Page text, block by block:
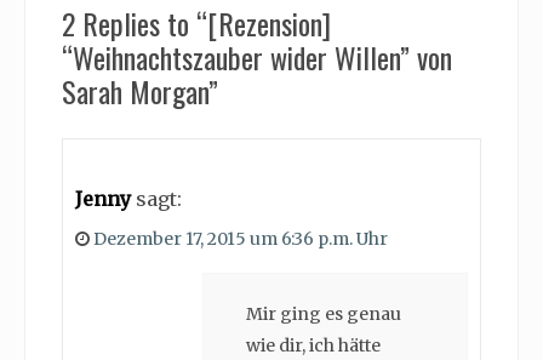
2 Replies to “[Rezension]
“Weihnachtszauber wider Willen” von
Sarah Morgan”
Jenny sagt:
Dezember 17, 2015 um 6:36 p.m. Uhr
Mir ging es genau
wie dir, ich hätte